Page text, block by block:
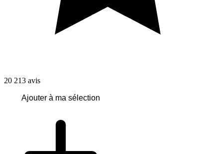
20 213 avis
Ajouter à ma sélection